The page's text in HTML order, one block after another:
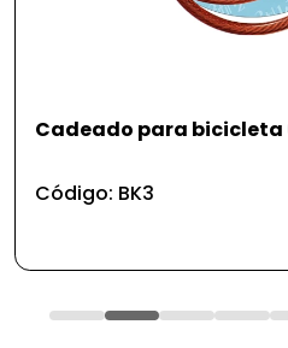
Cadeado para bicicleta
Código: BK3